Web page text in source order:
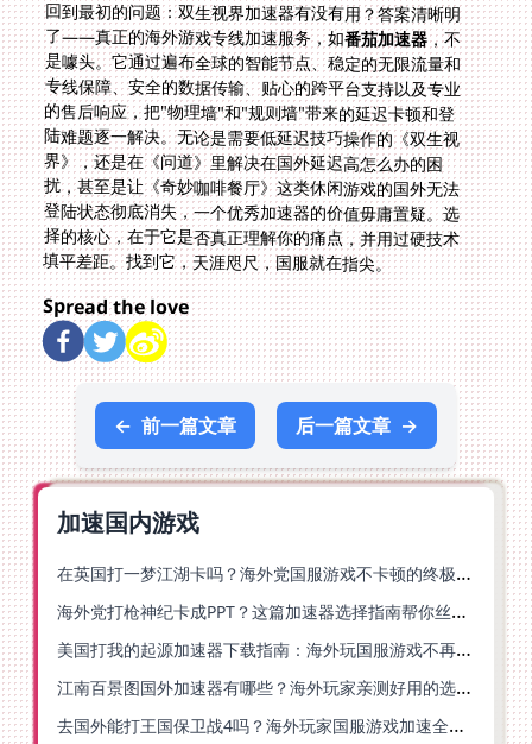
回到最初的问题：双生视界加速器有没有用？答案清晰明
了——真正的海外游戏专线加速服务，如番茄加速器，不
是噱头。它通过遍布全球的智能节点、稳定的无限流量和
专线保障、安全的数据传输、贴心的跨平台支持以及专业
的售后响应，把"物理墙"和"规则墙"带来的延迟卡顿和登
陆难题逐一解决。无论是需要低延迟技巧操作的《双生视
界》，还是在《问道》里解决在国外延迟高怎么办的困
扰，甚至是让《奇妙咖啡餐厅》这类休闲游戏的国外无法
登陆状态彻底消失，一个优秀加速器的价值毋庸置疑。选
择的核心，在于它是否真正理解你的痛点，并用过硬技术
填平差距。找到它，天涯咫尺，国服就在指尖。
Spread the love
← 前一篇文章 后一篇文章 →
加速国内游戏
在英国打一梦江湖卡吗？海外党国服游戏不卡顿的终极解法
海外党打枪神纪卡成PPT？这篇加速器选择指南帮你丝滑上分
美国打我的起源加速器下载指南：海外玩国服游戏不再卡的终极方案
江南百景图国外加速器有哪些？海外玩家亲测好用的选择与避坑指南
去国外能打王国保卫战4吗？海外玩家国服游戏加速全攻略（附公主连结幻想江湖实测）